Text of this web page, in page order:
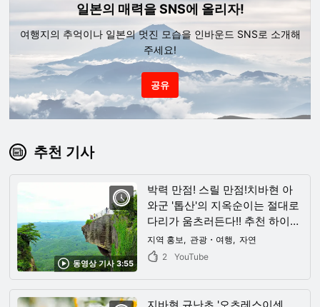
일본의 매력을 SNS에 올리자!
여행지의 추억이나 일본의 멋진 모습을 인바운드 SNS로 소개해
주세요!
공유
추천 기사
동영상 기사 3:55
박력 만점! 스릴 만점!치바현 아
와군 '톱산'의 지옥순이는 절대로
다리가 움츠러든다!! 추천 하이킹
&등산 명소와 주변 관광
지역 홍보 관광・여행
자연
2
YouTube